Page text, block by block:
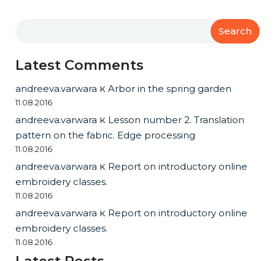
Search
Latest Comments
andreeva.varwara к Arbor in the spring garden
11.08.2016
andreeva.varwara к Lesson number 2. Translation
pattern on the fabric. Edge processing
11.08.2016
andreeva.varwara к Report on introductory online
embroidery classes.
11.08.2016
andreeva.varwara к Report on introductory online
embroidery classes.
11.08.2016